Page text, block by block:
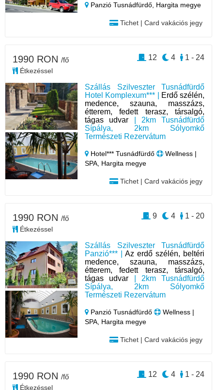
Panzió Tusnádfürdő, Hargita megye
Tichet | Card vakációs jegy
Szállás Szilveszter Tusnádfürdő
Hotel Komplexum*** |
Erdő szélén,
medence, szauna, masszázs,
étterem, fedett terasz, társalgó,
tágas udvar | 2km Tusnádfürdő
Sípálya, 2km Sólyomkő
Természeti Rezervátum
Hotel*** Tusnádfürdő
Wellness |
SPA, Hargita megye
Tichet | Card vakációs jegy
1990 RON /fő
Étkezéssel
1 - 24
4
12
Szállás Szilveszter Tusnádfürdő
Panzió*** |Az erdő szélén, beltéri
medence, szauna, masszázs,
étterem, fedett terasz, társalgó,
tágas udvar | 2km Tusnádfürdő
Sípálya, 2km Sólyomkő
Természeti Rezervátum
Panzió Tusnádfürdő
Wellness |
SPA, Hargita megye
Tichet | Card vakációs jegy
1990 RON /fő
Étkezéssel
1 - 20
4
9
1990 RON /fő
Étkezéssel
1 - 24
4
12